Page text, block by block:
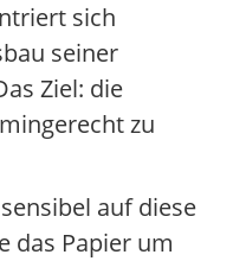
sich
seiner
Ziel: die
zu
auf diese
das Papier um